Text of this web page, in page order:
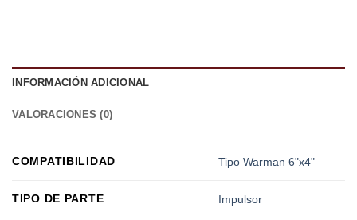
INFORMACIÓN ADICIONAL
VALORACIONES (0)
COMPATIBILIDAD Tipo Warman 6"x4"
TIPO DE PARTE Impulsor